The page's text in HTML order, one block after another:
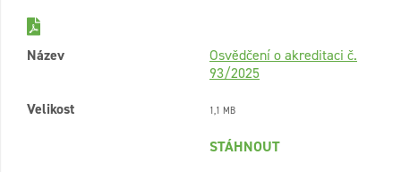
Název
Osvědčení o akreditaci č.
93/2025
Velikost
1,1 MB
STÁHNOUT